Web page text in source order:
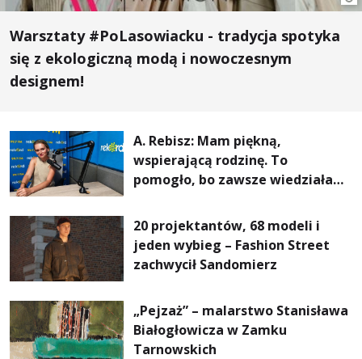
Warsztaty #PoLasowiacku - tradycja spotyka
się z ekologiczną modą i nowoczesnym
designem!
A. Rebisz: Mam piękną,
wspierającą rodzinę. To
pomogło, bo zawsze wiedziałam,
najważniejsza
20 projektantów, 68 modeli i
jeden wybieg – Fashion Street
zachwycił Sandomierz
„Pejzaż” – malarstwo Stanisława
Białogłowicza w Zamku
Tarnowskich